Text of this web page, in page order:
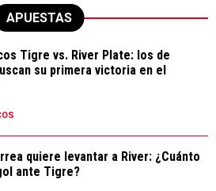
APUESTAS
Tigre vs. River Plate: los de
su primera victoria en el
quiere levantar a River: ¿Cuánto
ante Tigre?